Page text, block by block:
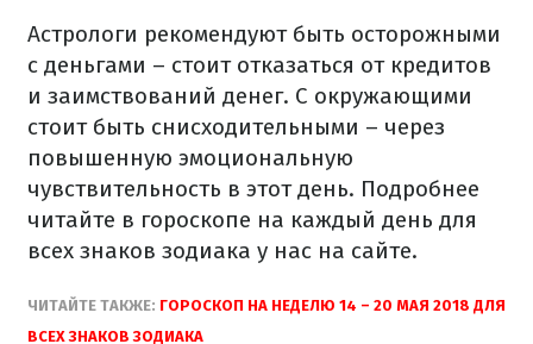
Астрологи рекомендуют быть осторожными
с деньгами – стоит отказаться от кредитов
и заимствований денег. С окружающими
стоит быть снисходительными – через
повышенную эмоциональную
чувствительность в этот день. Подробнее
читайте в гороскопе на каждый день для
всех знаков зодиака у нас на сайте.
ЧИТАЙТЕ ТАКЖЕ: ГОРОСКОП НА НЕДЕЛЮ 14 – 20 МАЯ 2018 ДЛЯ
ВСЕХ ЗНАКОВ ЗОДИАКА